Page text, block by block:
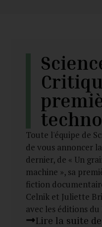
Toute l'équipe de
de vous annoncer
dernier, de « Un
machine », sa
fiction
Celnik et Juliette
avec les éditions
Lire la suite